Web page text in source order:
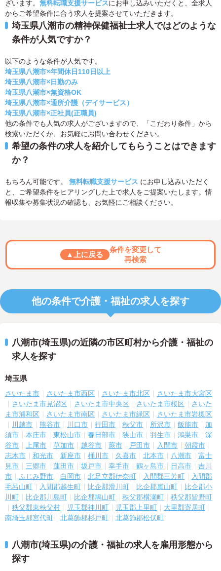
ざいます。 無料転職支援サービスにお申し込みいただくと、全求人
からご希望条件に合う求人を提案させていただきます。
埼玉県八潮市の精神保健福祉士求人ではどのような
条件が人気ですか？
以下のような条件が人気です。
埼玉県八潮市×年間休日110日以上
埼玉県八潮市×日勤のみ
埼玉県八潮市×無資格OK
埼玉県八潮市×通所介護（デイサービス）
埼玉県八潮市×正社員(正職員)
他の条件でも人気の求人がございますので、「こだわり条件」から
検索いただくか、お気軽にお問い合わせください。
希望の条件の求人を紹介してもらうことはできます
か？
もちろん可能です。 無料転職支援サービス にお申し込みいただく
と、ご希望条件をヒアリングした上で求人をご提案いたします。情
報収集や募集状況の確認も、お気軽にご相談ください。
▲上に戻る
条件を変更して
再検索
他の条件で介護・福祉の求人を探す
八潮市(埼玉県)の近隣の市区町村から介護・福祉の
求人を探す
埼玉県
さいたま市 さいたま市西区 さいたま市北区
さいたま市大宮区
さいたま市見沼区
さいたま市中央区 さいたま市桜区
さいた
ま市浦和区
さいたま市南区 さいたま市緑区
さいたま市岩槻区
川越市
熊谷市 川口市 行田市 秩父市 所沢市 飯能市
加
須市
本庄市 東松山市 春日部市 狭山市 羽生市 鴻巣市
深
谷市
上尾市 草加市 越谷市 蕨市 戸田市 入間市
朝霞市
志木市
和光市 新座市 桶川市 久喜市 北本市 八潮市
富士
見市
三郷市 蓮田市 坂戸市 幸手市 鶴ヶ島市 日高市
吉川
市
ふじみ野市 白岡市 北足立郡伊奈町 入間郡三芳町
入間郡
毛呂山町
入間郡越生町 比企郡滑川町 比企郡嵐山町
比企郡小
川町
比企郡川島町 比企郡鳩山町 秩父郡横瀬町
秩父郡皆野町
秩父郡東秩父村
児玉郡神川町 児玉郡上里町
大里郡寄居町
南埼玉郡宮代町
北葛飾郡杉戸町 北葛飾郡松伏町
八潮市(埼玉県)の介護・福祉の求人を雇用形態から
探す